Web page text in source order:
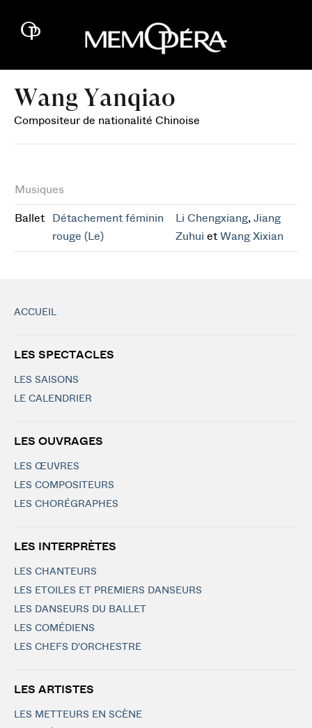
Wang Yanqiao
Compositeur de nationalité Chinoise
Musiques
Ballet
Détachement féminin
rouge (Le)
Li Chengxiang, Jiang
Zuhui et Wang Xixian
ACCUEIL
LES SPECTACLES
LES SAISONS
LE CALENDRIER
LES OUVRAGES
LES ŒUVRES
LES COMPOSITEURS
LES CHORÉGRAPHES
LES INTERPRÈTES
LES CHANTEURS
LES ETOILES ET PREMIERS DANSEURS
LES DANSEURS DU BALLET
LES COMÉDIENS
LES CHEFS D'ORCHESTRE
LES ARTISTES
LES METTEURS EN SCÈNE